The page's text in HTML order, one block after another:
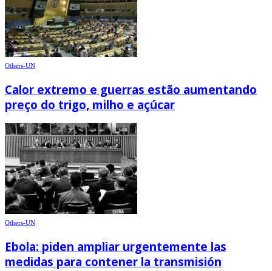
Others-UN
Calor extremo e guerras estão aumentando
preço do trigo, milho e açúcar
Others-UN
Ebola: piden ampliar urgentemente las
medidas para contener la transmisión